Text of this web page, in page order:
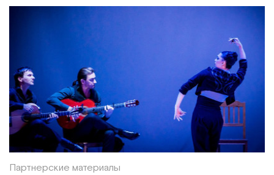
Партнерские материалы